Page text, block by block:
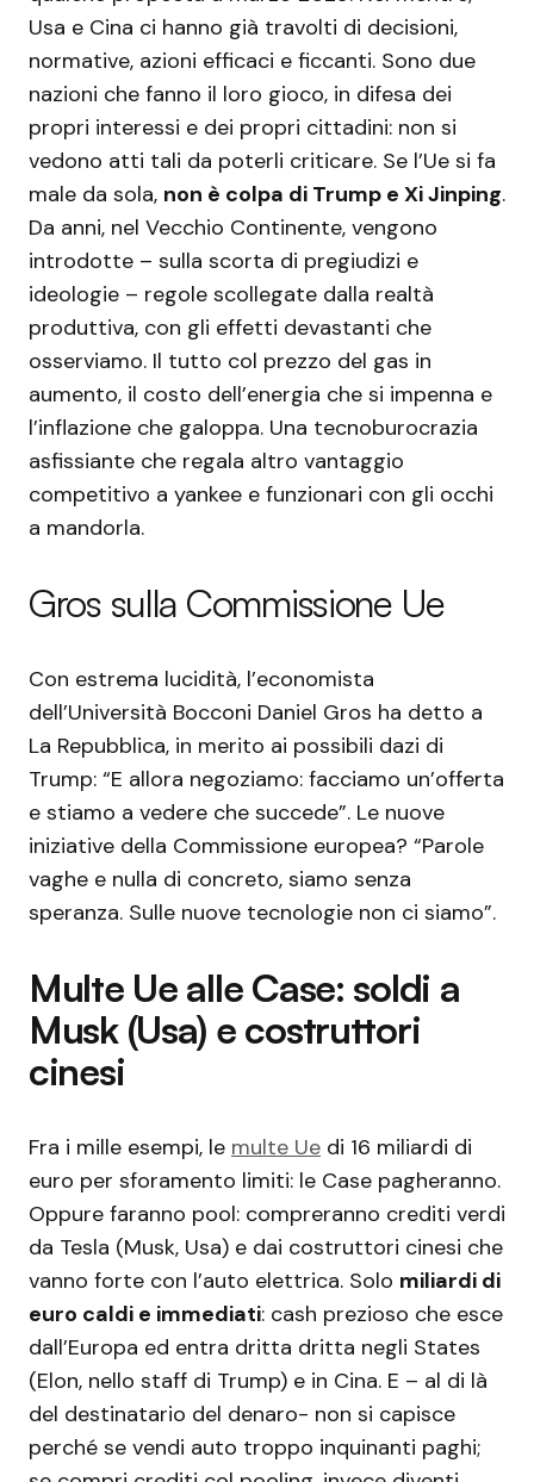
Usa e Cina ci hanno già travolti di decisioni,
normative, azioni efficaci e ficcanti. Sono due
nazioni che fanno il loro gioco, in difesa dei
propri interessi e dei propri cittadini: non si
vedono atti tali da poterli criticare. Se l’Ue si fa
male da sola, non è colpa di Trump e Xi Jinping.
Da anni, nel Vecchio Continente, vengono
introdotte – sulla scorta di pregiudizi e
ideologie – regole scollegate dalla realtà
produttiva, con gli effetti devastanti che
osserviamo. Il tutto col prezzo del gas in
aumento, il costo dell’energia che si impenna e
l’inflazione che galoppa. Una tecnoburocrazia
asfissiante che regala altro vantaggio
competitivo a yankee e funzionari con gli occhi
a mandorla.
Gros sulla Commissione Ue
Con estrema lucidità, l’economista
dell’Università Bocconi Daniel Gros ha detto a
La Repubblica, in merito ai possibili dazi di
Trump: “E allora negoziamo: facciamo un’offerta
e stiamo a vedere che succede”. Le nuove
iniziative della Commissione europea? “Parole
vaghe e nulla di concreto, siamo senza
speranza. Sulle nuove tecnologie non ci siamo”.
Multe Ue alle Case: soldi a
Musk (Usa) e costruttori
cinesi
Fra i mille esempi, le multe Ue di 16 miliardi di
euro per sforamento limiti: le Case pagheranno.
Oppure faranno pool: compreranno crediti verdi
da Tesla (Musk, Usa) e dai costruttori cinesi che
vanno forte con l’auto elettrica. Solo miliardi di
euro caldi e immediati: cash prezioso che esce
dall’Europa ed entra dritta dritta negli States
(Elon, nello staff di Trump) e in Cina. E – al di là
del destinatario del denaro- non si capisce
perché se vendi auto troppo inquinanti paghi;